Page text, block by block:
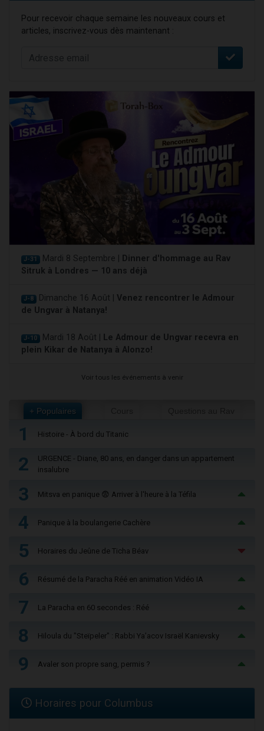
Pour recevoir chaque semaine les nouveaux cours et
articles, inscrivez-vous dès maintenant :
J-31 Mardi 8 Septembre |
Dinner d'hommage au Rav
Sitruk à Londres — 10 ans déjà
J-8 Dimanche 16 Août | Venez rencontrer le Admour
de Ungvar à Natanya!
J-10 Mardi 18 Août |
Le Admour de Ungvar recevra en
plein Kikar de Natanya à Alonzo!
Voir tous les événements à venir
+ Populaires
1 Histoire - À bord du Titanic
2
URGENCE - Diane, 80 ans, en danger dans un appartement
insalubre
3 Mitsva en panique 😨 Arriver à l'heure à la Téfila
4 Panique à la boulangerie Cachère
5 Horaires du Jeûne de Ticha Béav
6 Résumé de la Paracha Réé en animation Vidéo IA
7 La Paracha en 60 secondes : Réé
8 Hiloula du "Steïpeler" : Rabbi Ya’acov Israël Kanievsky
9 Avaler son propre sang, permis ?
Horaires pour Columbus